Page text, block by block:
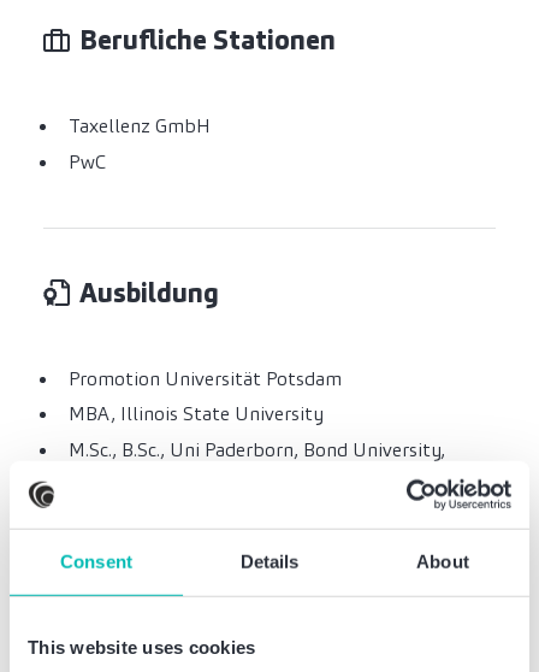
Consent Details About
This website uses cookies
Berufliche Stationen
Taxellenz GmbH
PwC
Ausbildung
Promotion Universität Potsdam
MBA, Illinois State University
M.Sc., B.Sc., Uni Paderborn, Bond University,